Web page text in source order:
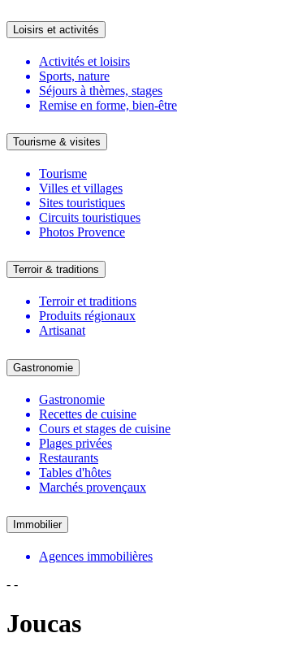
Loisirs et activités
Activités et loisirs
Sports, nature
Séjours à thèmes, stages
Remise en forme, bien-être
Tourisme & visites
Tourisme
Villes et villages
Sites touristiques
Circuits touristiques
Photos Provence
Terroir & traditions
Terroir et traditions
Produits régionaux
Artisanat
Gastronomie
Gastronomie
Recettes de cuisine
Cours et stages de cuisine
Plages privées
Restaurants
Tables d'hôtes
Marchés provençaux
Immobilier
Agences immobilières
- -
Joucas